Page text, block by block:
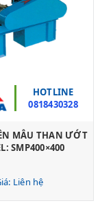
HOTLINE
0818430328
MẪU THAN ƯỚT
SMP400×400
Liên hệ